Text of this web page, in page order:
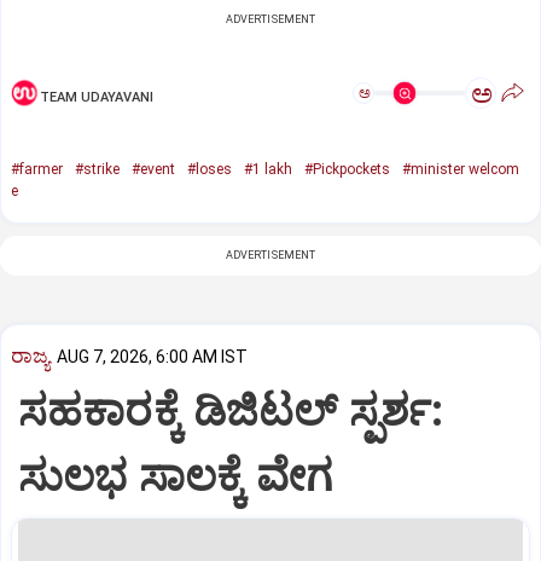
ADVERTISEMENT
TEAM UDAYAVANI ಅ ಅ
#farmer #strike #event #loses #1 lakh #Pickpockets
#minister welcom
e
ADVERTISEMENT
ರಾಜ್ಯ AUG 7, 2026, 6:00 AM IST
ಸಹಕಾರಕ್ಕೆ ಡಿಜಿಟಲ್‌ ಸ್ಪರ್ಶ:
ಸುಲಭ ಸಾಲಕ್ಕೆ ವೇಗ